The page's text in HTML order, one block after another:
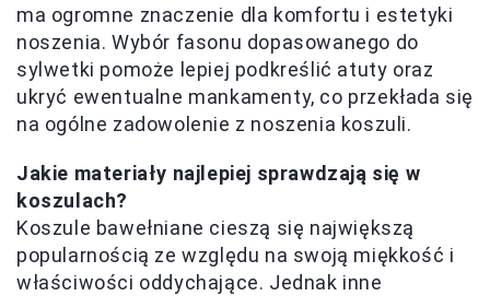
ma ogromne znaczenie dla komfortu i estetyki
noszenia. Wybór fasonu dopasowanego do
sylwetki pomoże lepiej podkreślić atuty oraz
ukryć ewentualne mankamenty, co przekłada się
na ogólne zadowolenie z noszenia koszuli.
Jakie materiały najlepiej sprawdzają się w
koszulach?
Koszule bawełniane cieszą się największą
popularnością ze względu na swoją miękkość i
właściwości oddychające. Jednak inne